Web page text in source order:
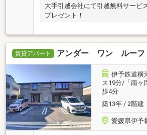
大手引越会社にて引越無料サービ
プレゼント！
賃貸アパート アンダー ワン ルー
伊予鉄道横
ス19分/「南ヶ
歩4分
築13年 / 2階建
愛媛県伊予